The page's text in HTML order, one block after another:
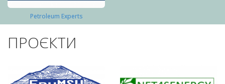
Petroleum Experts
ПРОЄКТИ